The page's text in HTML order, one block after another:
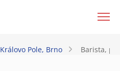
Královo Pole, Brno Barista,